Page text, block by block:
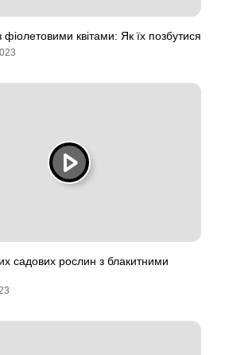
фіолетовими квітами: Як їх позбутися
садових рослин з блакитними